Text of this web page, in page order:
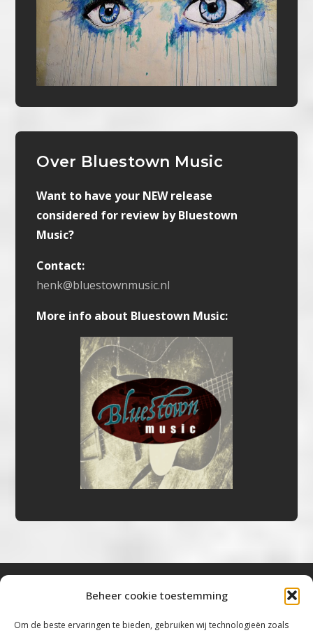
Beheer cookie toestemming
Om de beste ervaringen te bieden, gebruiken wij technologieën zoals
Over Bluestown Music
Want to have your NEW release
considered for review by Bluestown
Music?
Contact:
henk@bluestownmusic.nl
More info about Bluestown Music: